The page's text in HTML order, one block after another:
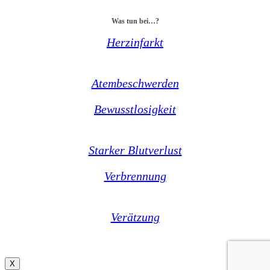
Was tun bei…?
Herzinfarkt
Atembeschwerden
Bewusstlosigkeit
Starker Blutverlust
Verbrennung
Verätzung
X